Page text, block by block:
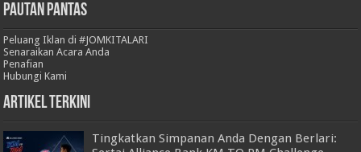
Pautan Pantas
Peluang Iklan di #JOMKITALARI
Senaraikan Acara Anda
Penafian
Hubungi Kami
Artikel Terkini
Tingkatkan Simpanan Anda Dengan Berlari: